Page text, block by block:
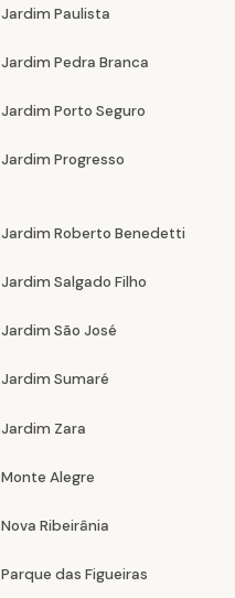
Jardim Paulista
Jardim Pedra Branca
Jardim Porto Seguro
Jardim Progresso
Jardim Roberto Benedetti
Jardim Salgado Filho
Jardim São José
Jardim Sumaré
Jardim Zara
Monte Alegre
Nova Ribeirânia
Parque das Figueiras